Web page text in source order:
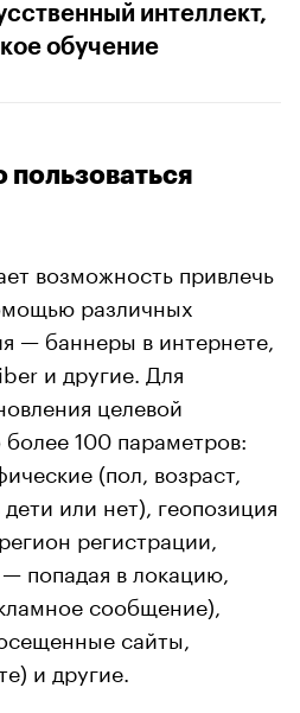
интеллект,
обучение
пользоваться
возможность привлечь
различных
— баннеры в интернете,
и другие. Для
целевой
100 параметров:
(пол, возраст,
или нет), геопозиция
регистрации,
попадая в локацию,
сообщение),
сайты,
и другие.